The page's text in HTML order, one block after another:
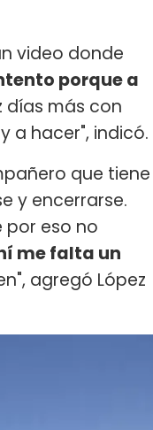
video donde
porque a
días más con
a hacer", indicó.
que tiene
y encerrarse.
por eso no
me falta un
agregó López